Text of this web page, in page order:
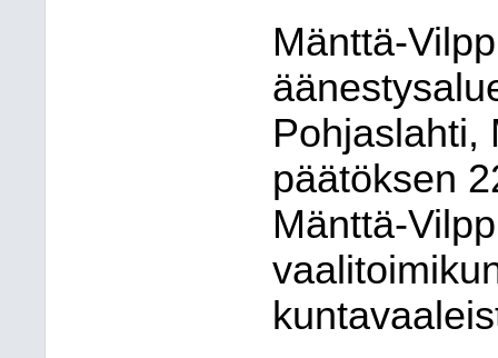
Mänttä-
Pohjaslahti,
päätöksen
Mänttä-